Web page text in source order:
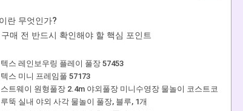
란 무엇인가?
매 전 반드시 확인해야 할 핵심 포인트
스 레인보우링 플레이 풀장 57453
스 미니 프레임풀 57173
트웨이 원형풀장 2.4m 야외풀장 미니수영장 물놀이 코스트코
뚝 실내 야외 사각 물놀이 풀장, 블루, 1개